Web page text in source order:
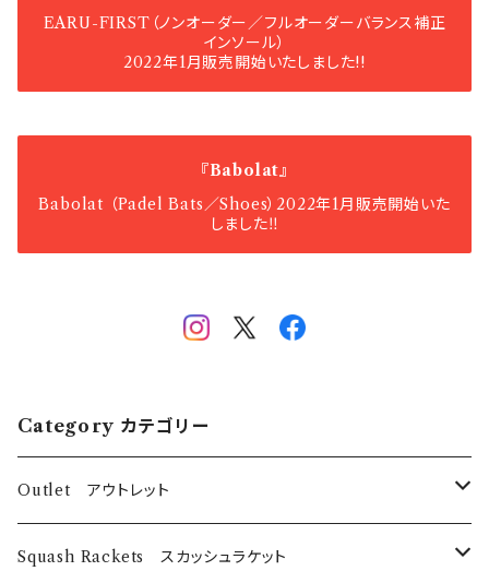
EARU-FIRST（ノンオーダー／フルオーダーバランス補正
インソール）
2022年1月販売開始いたしました!!
『Babolat』
Babolat （Padel Bats／Shoes）2022年1月販売開始いた
しました‼️
Category カテゴリー
Outlet アウトレット
スカッシュラケット
Squash Rackets スカッシュラケット